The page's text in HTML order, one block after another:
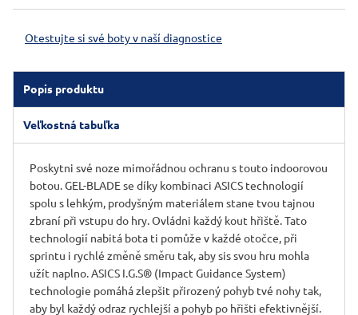
Otestujte si své boty v naší diagnostice
Popis produktu
Veľkostná tabuľka
Poskytni své noze mimořádnou ochranu s touto indoorovou
botou. GEL-BLADE se díky kombinaci ASICS technologií
spolu s lehkým, prodyšným materiálem stane tvou tajnou
zbraní při vstupu do hry. Ovládni každý kout hřiště. Tato
technologií nabitá bota ti pomůže v každé otočce, při
sprintu i rychlé změně směru tak, aby sis svou hru mohla
užít naplno. ASICS I.G.S® (Impact Guidance System)
technologie pomáhá zlepšit přirozený pohyb tvé nohy tak,
aby byl každý odraz rychlejší a pohyb po hřišti efektivnější.